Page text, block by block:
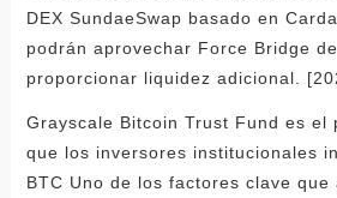
DEX SundaeSwap basado en
podrán aprovechar Force Bridge
proporcionar liquidez adicional.
Grayscale Bitcoin Trust Fund es el
que los inversores institucionales
BTC Uno de los factores clave que